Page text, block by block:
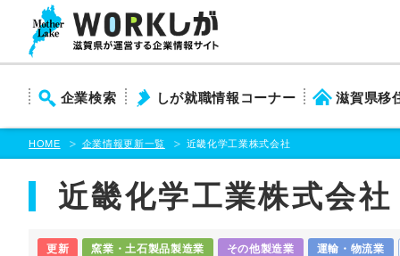
文
ま
で
キ
プ
企業検索 しが就職情報コーナー 滋賀県移
HOME 企業情報更新一覧 近畿化学工業株式会社
近畿化学工業株式会社
更新 窯業・土石製品製造業 その他製造業 運輸・物流業